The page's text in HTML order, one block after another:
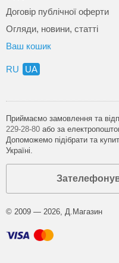
Договір публічної оферти
Огляди, новини, статті
Ваш кошик
RU UA
Приймаємо замовлення та
229-28-80 або за
Допоможемо підібрати та
Україні.
© 2009 — 2026, Д.Магазин